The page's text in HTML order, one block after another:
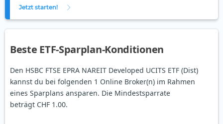
Jetzt starten!
Beste ETF-Sparplan-Konditionen
Den HSBC FTSE EPRA NAREIT Developed UCITS ETF (Dist)
kannst du bei folgenden 1 Online Broker(n) im Rahmen
eines Sparplans ansparen. Die Mindestsparrate
beträgt CHF 1.00.